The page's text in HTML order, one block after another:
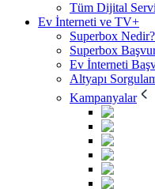
Tüm Dijital
Ev İnterneti ve TV+
Superbox Nedir?
Superbox
Ev İnterneti
Altyapı
Kampanyalar